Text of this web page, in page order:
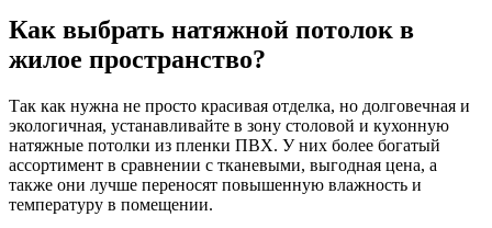
Как выбрать натяжной потолок в
жилое пространство?
Так как нужна не просто красивая отделка, но долговечная и
экологичная, устанавливайте в зону столовой и кухонную
натяжные потолки из пленки ПВХ. У них более богатый
ассортимент в сравнении с тканевыми, выгодная цена, а
также они лучше переносят повышенную влажность и
температуру в помещении.